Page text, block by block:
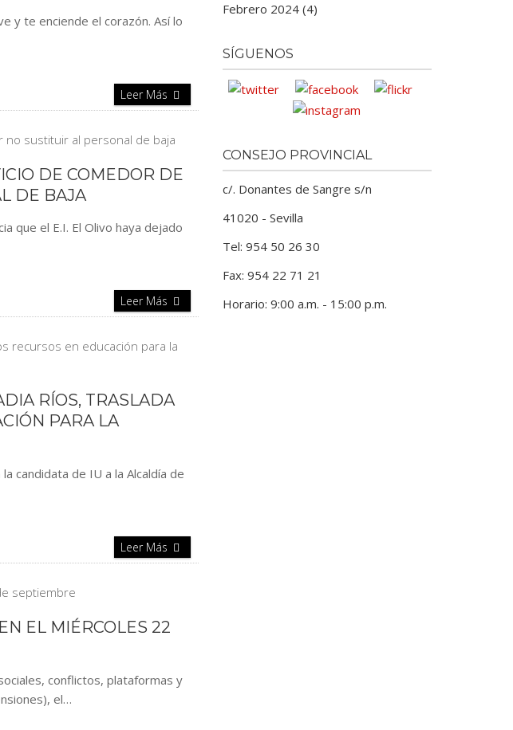
y te enciende el corazón. Así lo
Leer Más
DE COMEDOR DE
DE BAJA
que el E.I. El Olivo haya dejado
Leer Más
RÍOS, TRASLADA
PARA LA
candidata de IU a la Alcaldía de
Leer Más
EL MIÉRCOLES 22
conflictos, plataformas y
el…
Febrero 2024 (4)
SÍGUENOS
CONSEJO PROVINCIAL
c/. Donantes de Sangre s/n
41020 - Sevilla
Tel: 954 50 26 30
Fax: 954 22 71 21
Horario: 9:00 a.m. - 15:00 p.m.